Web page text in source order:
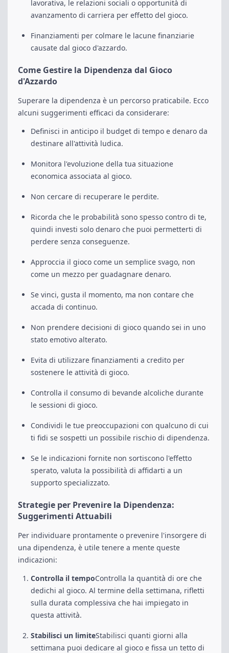
lavorativa, le relazioni sociali o opportunità di
avanzamento di carriera per effetto del gioco.
Finanziamenti per colmare le lacune finanziarie
causate dal gioco d'azzardo.
Come Gestire la Dipendenza dal Gioco
d'Azzardo
Superare la dipendenza è un percorso praticabile. Ecco
alcuni suggerimenti efficaci da considerare:
Definisci in anticipo il budget di tempo e denaro da
destinare all'attività ludica.
Monitora l'evoluzione della tua situazione
economica associata al gioco.
Non cercare di recuperare le perdite.
Ricorda che le probabilità sono spesso contro di te,
quindi investi solo denaro che puoi permetterti di
perdere senza conseguenze.
Approccia il gioco come un semplice svago, non
come un mezzo per guadagnare denaro.
Se vinci, gusta il momento, ma non contare che
accada di continuo.
Non prendere decisioni di gioco quando sei in uno
stato emotivo alterato.
Evita di utilizzare finanziamenti a credito per
sostenere le attività di gioco.
Controlla il consumo di bevande alcoliche durante
le sessioni di gioco.
Condividi le tue preoccupazioni con qualcuno di cui
ti fidi se sospetti un possibile rischio di dipendenza.
Se le indicazioni fornite non sortiscono l'effetto
sperato, valuta la possibilità di affidarti a un
supporto specializzato.
Strategie per Prevenire la Dipendenza:
Suggerimenti Attuabili
Per individuare prontamente o prevenire l'insorgere di
una dipendenza, è utile tenere a mente queste
indicazioni:
Controlla il tempoControlla la quantità di ore che
dedichi al gioco. Al termine della settimana, rifletti
sulla durata complessiva che hai impiegato in
questa attività.
Stabilisci un limiteStabilisci quanti giorni alla
settimana puoi dedicare al gioco e fissa un tetto di